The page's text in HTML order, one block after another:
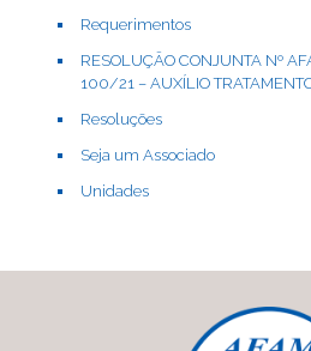
Requerimentos
RESOLUÇÃO CONJUNTA Nº
100/21 – AUXÍLIO
Resoluções
Seja um Associado
Unidades